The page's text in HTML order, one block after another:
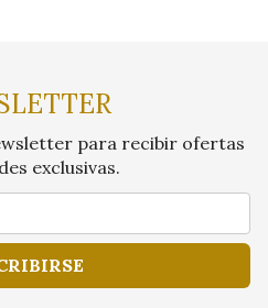
para recibir ofertas
exclusivas.